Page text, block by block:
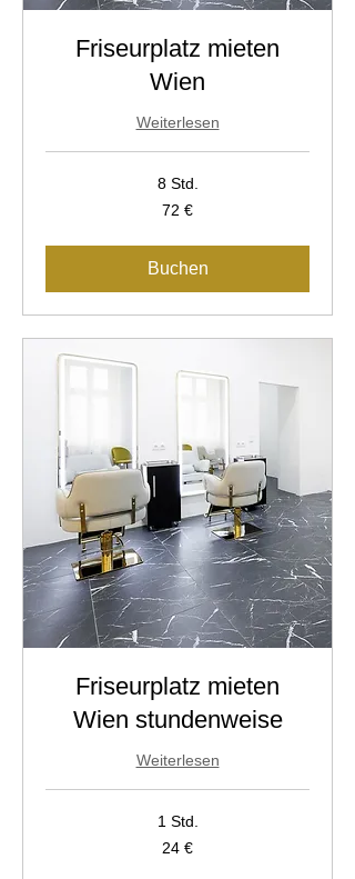
Friseurplatz mieten
Wien
Weiterlesen
8 Std.
72 €
Buchen
Friseurplatz mieten
Wien stundenweise
Weiterlesen
1 Std.
24 €